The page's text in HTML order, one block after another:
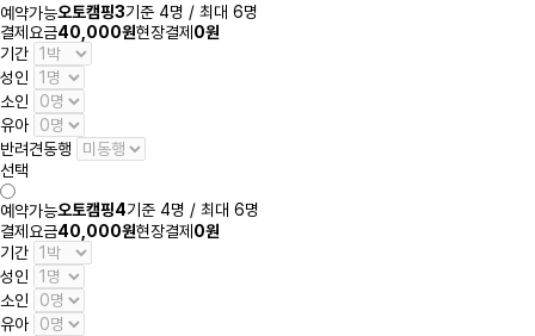
예약가능오토캠핑3기준 4명 / 최대 6명
결제요금40,000원현장결제 0원
기간
성인
소인
유아
반려견동행
선택
예약가능오토캠핑4기준 4명 / 최대 6명
결제요금40,000원현장결제 0원
기간
성인
소인
유아